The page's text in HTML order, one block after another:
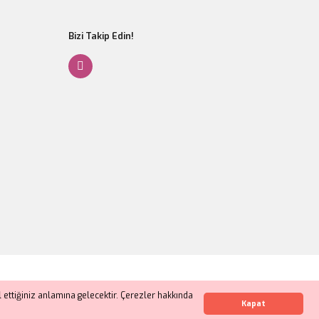
anlamına gelecektir. Çerezler hakkında
Kapat
Whatsapp İletişim
Gönder
Bizi Takip Edin!